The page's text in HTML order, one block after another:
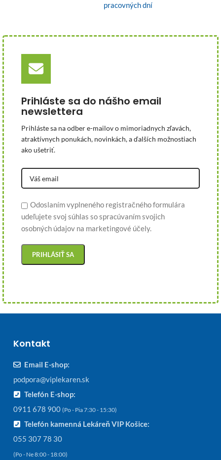
pracovných dní
Prihláste sa do nášho email
newslettera
Prihláste sa na odber e-mailov o mimoriadnych zľavách,
atraktívnych ponukách, novinkách, a ďalších možnostiach
ako ušetriť.
Odoslaním vyplneného registračného formulára
udeľujete svoj súhlas so spracúvaním svojich
osobných údajov na marketingové účely.
Kontakt
Email E-shop:
podpora@viplekaren.sk
Telefón E-shop:
0911 678 900 (Po - Pia 7:30 - 15:30)
Telefón kamenná Lekáreň VIP Košice:
055 307 78 30
(Po - Ne 8:00 - 18:00)